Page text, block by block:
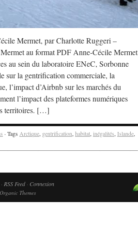
Mermet, par Charlotte Ruggeri –
au format PDF Anne-Cécile
au sein du laboratoire ENeC, Sorbonne
sur la gentrification commerciale, la
l’impact d’Airbnb sur les marchés du
l’impact des plateformes numériques
territoires. […]
· Tags Arctique, gentrification, habitat, inégalités, Islande,
RSS Feed· Connexion
Organic Themes